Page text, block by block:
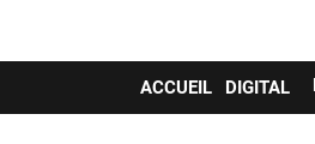
Main
navigation
ACCUEIL DIGITAL